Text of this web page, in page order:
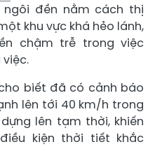
đền nằm cách thị
khu vực khá hẻo lánh,
chậm trễ trong việc
biết đã có cảnh báo
lên tới 40 km/h trong
lên tạm thời, khiến
kiện thời tiết khắc